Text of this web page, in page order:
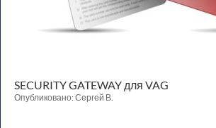
SECURITY GATEWAY для VAG
Опубликовано: Сергей В.